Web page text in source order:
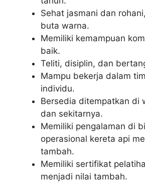
Sehat jasmani dan
buta warna.
Memiliki kemampuan
baik.
Teliti, disiplin, dan
Mampu bekerja dalam
individu.
Bersedia ditempatkan di
dan sekitarnya.
Memiliki pengalaman di
operasional kereta api
tambah.
Memiliki sertifikat
menjadi nilai tambah.